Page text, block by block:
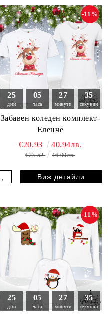
25
дни
05
часа
27
минути
33
секунди
Забавен коледен комплект-
Еленче
-11%
€20.93 40.94лв.
€23.52 46.00лв.
Виж детайли
25
дни
05
часа
27
минути
33
секунди
-11%